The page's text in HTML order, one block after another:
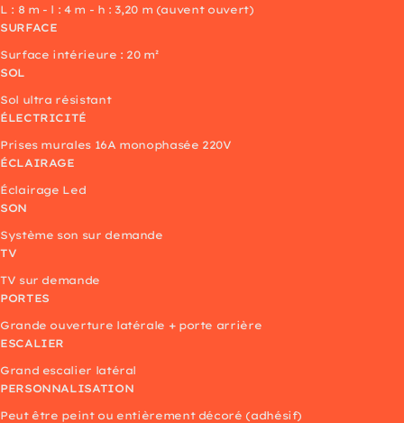
L : 8 m - l : 4 m - h : 3,20 m (auvent ouvert)
SURFACE
Surface intérieure : 20 m²
SOL
Sol ultra résistant
ÉLECTRICITÉ
Prises murales 16A monophasée 220V
ÉCLAIRAGE
Éclairage Led
SON
Système son sur demande
TV
TV sur demande
PORTES
Grande ouverture latérale + porte arrière
ESCALIER
Grand escalier latéral
PERSONNALISATION
Peut être peint ou entièrement décoré (adhésif)